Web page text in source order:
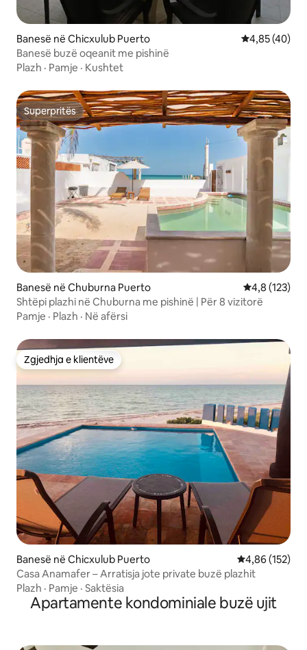
Banesë në Chicxulub Puerto Vlerësimi
4,85 (40)
Banesë buzë oqeanit me pishinë
Plazh · Pamje · Kushtet
Superpritës
Superpritës
Banesë në Chuburna Puerto Vlerësimi
4,8 (123)
Shtëpi plazhi në Chuburna me pishinë | Për 8 vizitorë
Pamje · Plazh · Në afërsi
Zgjedhja e klientëve
Zgjedhja e klientëve
Banesë në Chicxulub Puerto Vlerësimi
4,86 (152)
Casa Anamafer – Arratisja jote private buzë plazhit
Plazh · Pamje · Saktësia
Apartamente kondominiale buzë ujit